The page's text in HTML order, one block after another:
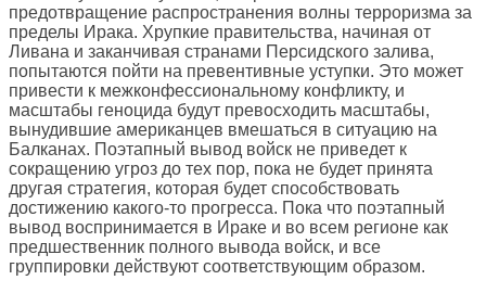
предотвращение распространения волны терроризма за
пределы Ирака. Хрупкие правительства, начиная от
Ливана и заканчивая странами Персидского залива,
попытаются пойти на превентивные уступки. Это может
привести к межконфессиональному конфликту, и
масштабы геноцида будут превосходить масштабы,
вынудившие американцев вмешаться в ситуацию на
Балканах. Поэтапный вывод войск не приведет к
сокращению угроз до тех пор, пока не будет принята
другая стратегия, которая будет способствовать
достижению какого-то прогресса. Пока что поэтапный
вывод воспринимается в Ираке и во всем регионе как
предшественник полного вывода войск, и все
группировки действуют соответствующим образом.